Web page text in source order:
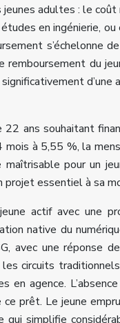
adultes : le coût
en ingénierie, ou
s’échelonne
du
d’une
22 ans souhaitant
à 5,55 %, la
pour un
essentiel à sa
actif avec une
native du
avec une réponse
circuits
en agence.
prêt. Le jeune
qui simplifie